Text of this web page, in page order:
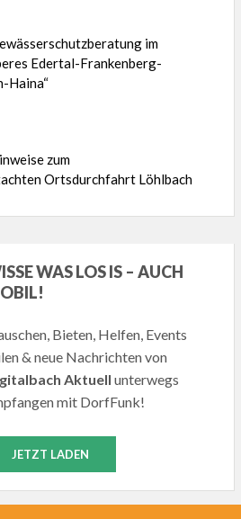
im
Edertal-Frankenberg-
Haina“
zum
Ortsdurchfahrt Löhlbach
WAS LOS IS – AUCH
Bieten, Helfen, Events
& neue Nachrichten von
Aktuell unterwegs
mit DorfFunk!
JETZT LADEN